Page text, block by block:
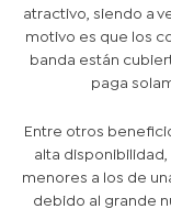
atractivo, siendo a
motivo es que los
banda están
paga
Entre otros
alta
menores a los de
debido al grande